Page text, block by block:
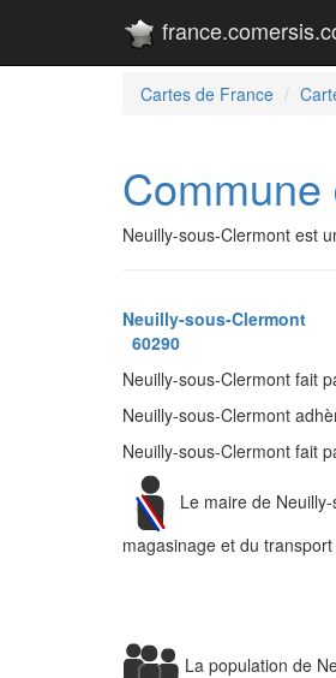
Cartes de France
Neuilly-sous-Clermont est
Neuilly-sous-Clermont
60290
Neuilly-sous-Clermont fait
Neuilly-sous-Clermont
Neuilly-sous-Clermont fait
Le maire de
magasinage et du transport
La population de